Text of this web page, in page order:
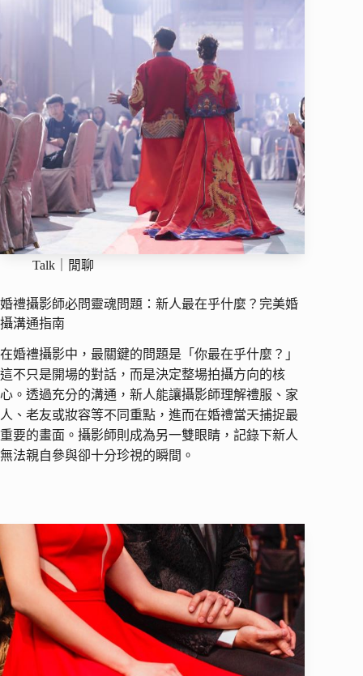
Talk｜閒聊
婚禮攝影師必問靈魂問題：新人最在乎什麼？完美婚
攝溝通指南
在婚禮攝影中，最關鍵的問題是「你最在乎什麼？」
這不只是開場的對話，而是決定整場拍攝方向的核
心。透過充分的溝通，新人能讓攝影師理解禮服、家
人、老友或妝容等不同重點，進而在婚禮當天捕捉最
重要的畫面。攝影師則成為另一雙眼睛，記錄下新人
無法親自參與卻十分珍視的瞬間。